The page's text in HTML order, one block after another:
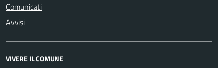
Comunicati
Avvisi
VIVERE IL COMUNE